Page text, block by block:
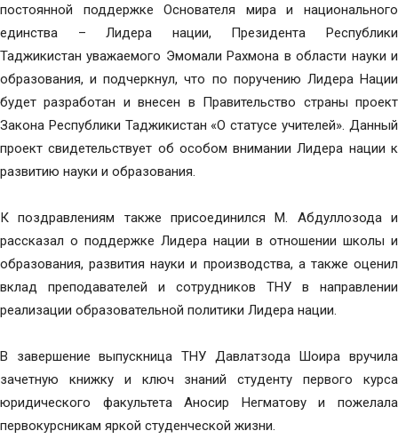
постоянной поддержке Основателя мира и национального
единства – Лидера нации, Президента Республики
Таджикистан уважаемого Эмомали Рахмона в области науки и
образования, и подчеркнул, что по поручению Лидера Нации
будет разработан и внесен в Правительство страны проект
Закона Республики Таджикистан «О статусе учителей». Данный
проект свидетельствует об особом внимании Лидера нации к
развитию науки и образования.
К поздравлениям также присоединился М. Абдуллозода и
рассказал о поддержке Лидера нации в отношении школы и
образования, развития науки и производства, а также оценил
вклад преподавателей и сотрудников ТНУ в направлении
реализации образовательной политики Лидера нации.
В завершение выпускница ТНУ Давлатзода Шоира вручила
зачетную книжку и ключ знаний студенту первого курса
юридического факультета Аносир Негматову и пожелала
первокурсникам яркой студенческой жизни.